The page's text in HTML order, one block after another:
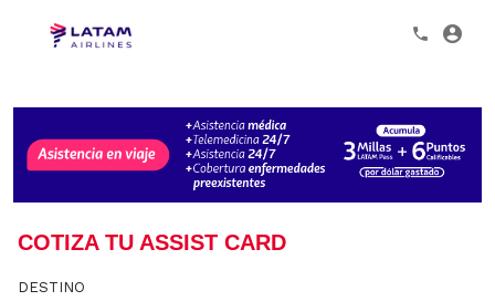
COTIZA TU ASSIST CARD
DESTINO